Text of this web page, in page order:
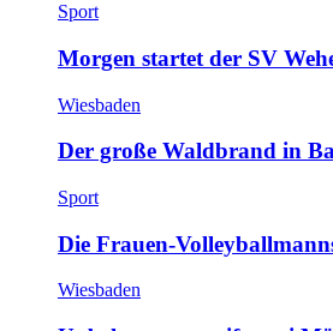
Sport
Morgen startet der SV
Wiesbaden
Der große Waldbrand in
Sport
Die Frauen-
Wiesbaden